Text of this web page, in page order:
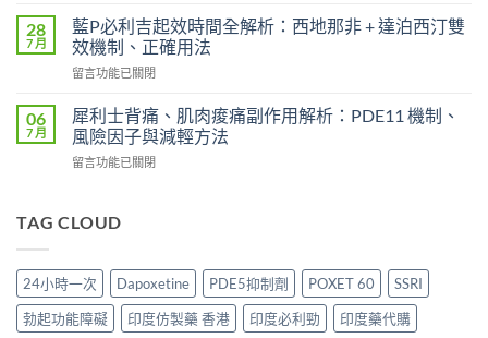
持
續
間？
整
解
析：
到
效
消
退
的
者
使
用
心
分
享：
「快
到
性
福
的
態
威
而
鋼
西
地
那
非）
時
確
用
法
28
7 月
藍P必利吉起效時間全解析：西地那非 + 達泊西汀雙
效機制、正確用法
在
P
必
利
吉
時
析：
西
地
留言功能已關閉
06
7 月
犀利士背痛、肌肉痠痛副作用解析：PDE11 機制、
風險因子與減輕方法
在
士
肌
痠
痛
留言功能已關閉
TAG CLOUD
24小時一次 Dapoxetine PDE5抑制劑 POXET 60
SSRI
勃起功能障礙
印度仿製藥 香港 印度必利勁 印度藥代購